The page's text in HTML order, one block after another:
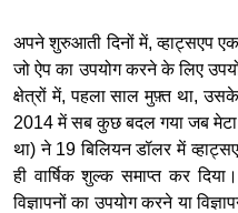
अपने शुरुआती दिनों में, व्हाट्सएप
जो ऐप का उपयोग करने के लिए
क्षेत्रों में, पहला साल मुफ़्त था,
2014 में सब कुछ बदल गया जब
था) ने 19 बिलियन डॉलर में
ही वार्षिक शुल्क समाप्त कर
विज्ञापनों का उपयोग करने या